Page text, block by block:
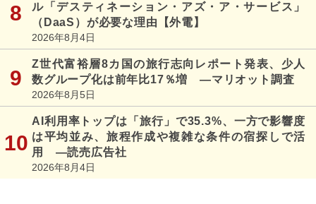
ル「デスティネーション・アズ・ア・サービス」
（DaaS）が必要な理由【外電】
2026年8月4日
Z世代富裕層8カ国の旅行志向レポート発表、少人
数グループ化は前年比17％増 ―マリオット調査
2026年8月5日
AI利用率トップは「旅行」で35.3%、一方で影響度
は平均並み、旅程作成や複雑な条件の宿探しで活
用 ―読売広告社
2026年8月4日